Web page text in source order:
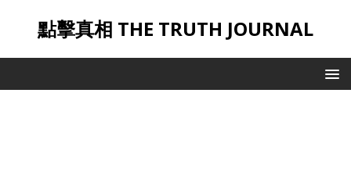
點擊真相 THE TRUTH JOURNAL